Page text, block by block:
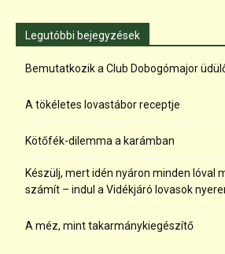
Legutóbbi bejegyzések
Bemutatkozik a Club Dobogómajor
A tökéletes lovastábor receptje
Kötőfék-dilemma a karámban
Készülj, mert idén nyáron minden lóval
számít – indul a Vidékjáró lovasok
A méz, mint takarmánykiegészítő